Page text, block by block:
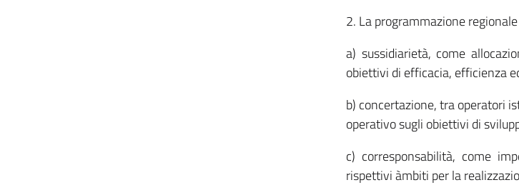
2. La programmazione
a) sussidiarietà, come
obiettivi di efficacia, efficienza
b) concertazione, tra operatori
operativo sugli obiettivi di
c) corresponsabilità, come
rispettivi àmbiti per la